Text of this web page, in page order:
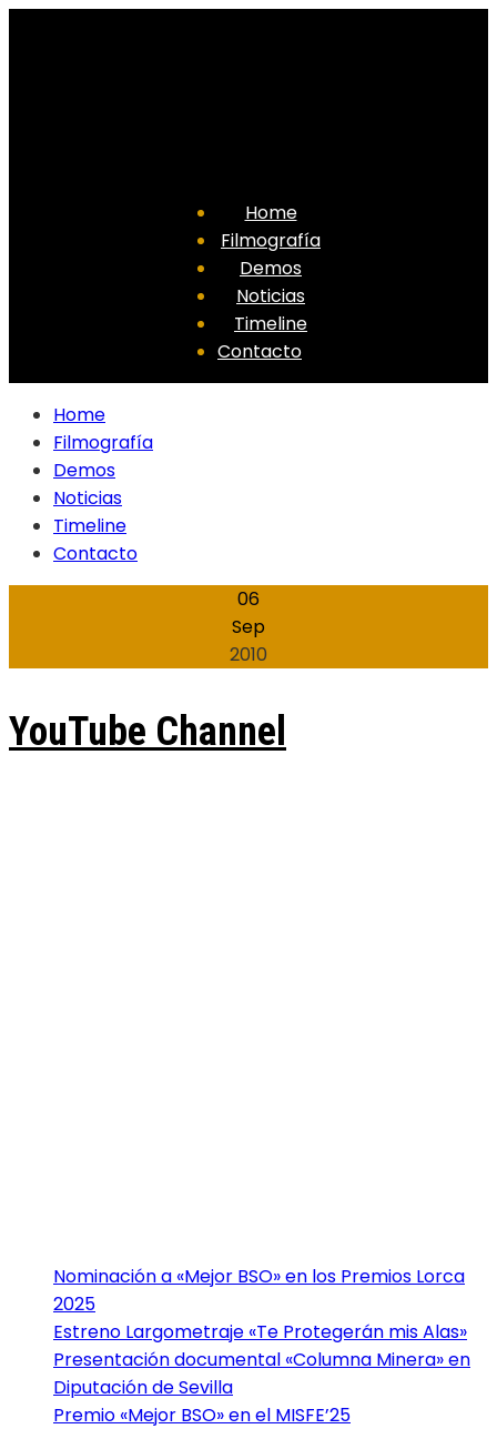
Home
Filmografía
Demos
Noticias
Timeline
Contacto
Home
Filmografía
Demos
Noticias
Timeline
Contacto
06
Sep
2010
YouTube Channel
Nominación a «Mejor BSO» en los Premios Lorca
2025
Estreno Largometraje «Te Protegerán mis Alas»
Presentación documental «Columna Minera» en
Diputación de Sevilla
Premio «Mejor BSO» en el MISFE’25